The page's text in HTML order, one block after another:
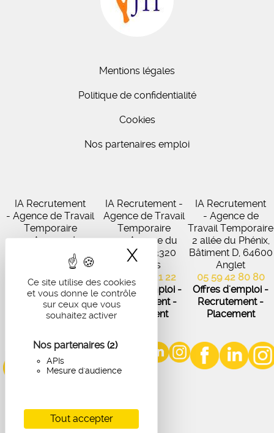
Ce site utilise des cookies
et vous donne le contrôle
sur ceux que vous
souhaitez activer
Nos partenaires (2)
APIs
Mesure d'audience
Tout accepter
X Masquer le
Mentions légales
Politique de confidentialité
Cookies
Nos partenaires emploi
IA Recrutement
- Agence de Travail
Temporaire
27 Avenue de
Virecourt, 33370
Artigues-près-
Bordeaux
05 56 67 48 57
Offres d'emploi -
Recrutement -
IA Recrutement -
Agence de Travail
Temporaire
102 Avenue du
Médoc, 33320
Eysines
05 56 45 21 22
Offres d'emploi -
Recrutement -
Placement
IA Recrutement
- Agence de
Travail Temporaire
2 allée du Phénix,
Bâtiment D, 64600
Anglet
05 59 42 80 80
Offres d'emploi -
Recrutement -
Placement